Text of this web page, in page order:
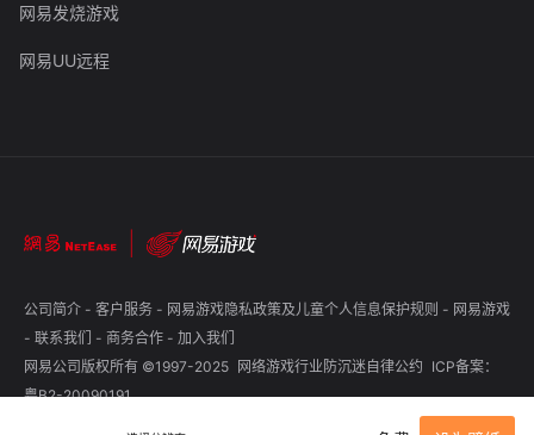
网易发烧游戏
网易UU远程
公司简介 - 客户服务 - 网易游戏隐私政策及儿童个人信息保护规则 - 网易游戏
- 联系我们 - 商务合作 - 加入我们
网易公司版权所有 ©1997-2025 网络游戏行业防沉迷自律公约 ICP备案：
粤B2-20090191